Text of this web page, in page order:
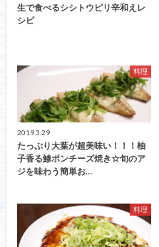
生で食べるシシトウピリ辛和えレ
シピ
料理
2019.3.29
たっぷり大葉が超美味い！！！柚
子香る鯵ポンチーズ焼き☆旬のア
ジを味わう簡単お…
料理